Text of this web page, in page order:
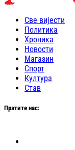
Све вијести
Политика
Хроника
Новости
Магазин
Спорт
Култура
Став
Пратите нас: